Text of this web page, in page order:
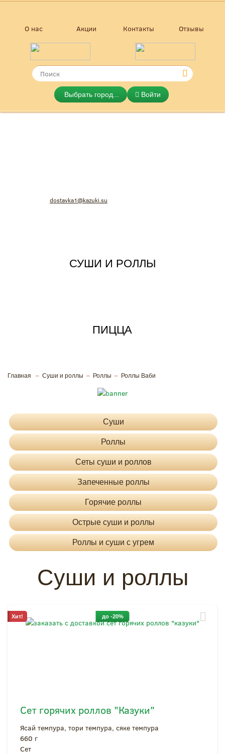
О нас Акции Контакты Отзывы
Выбрать город... Войти
кухня
dostavka1@kazuki.su
СУШИ И РОЛЛЫ
ПИЦЦА
Главная Суши и роллы Роллы Роллы Ваби
Скорей пробуй настоящий японский
Суши
Роллы
Сеты суши и роллов
Запеченные роллы
Горячие роллы
Острые суши и роллы
Роллы и суши с угрем
Суши и роллы
Сет горячих роллов "Казуки"
Ясай темпура, тори темпура, сяке темпура
660 г
Cет
Хит! до -20%